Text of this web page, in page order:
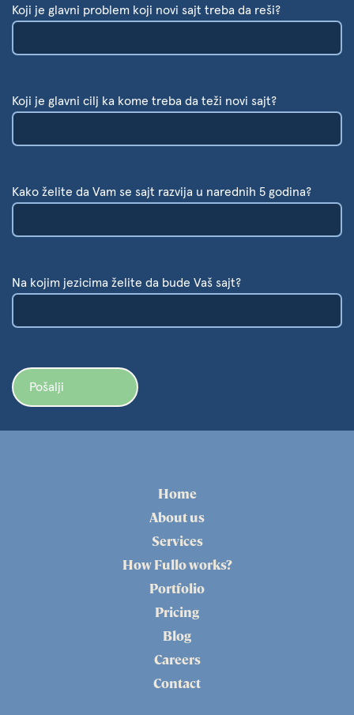
Koji je glavni problem koji novi sajt treba da reši?
Koji je glavni cilj ka kome treba da teži novi sajt?
Kako želite da Vam se sajt razvija u narednih 5 godina?
Na kojim jezicima želite da bude Vaš sajt?
Pošalji
Home
About us
Services
How Fullo works?
Portfolio
Pricing
Blog
Careers
Contact